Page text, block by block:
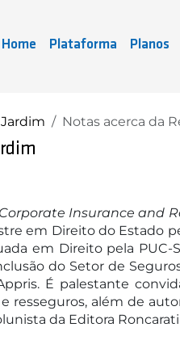
Home Plataforma Planos
Notas acerca da
Corporate Insurance and
em Direito do Estado
em Direito pela PUC-
do Setor de
É palestante
resseguros, além de
da Editora Roncarati